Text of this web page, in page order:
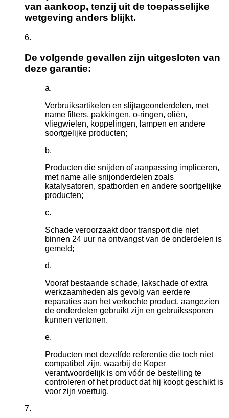
van aankoop, tenzij uit de toepasselijke
wetgeving anders blijkt.
De volgende gevallen zijn uitgesloten van
deze garantie:
Verbruiksartikelen en slijtageonderdelen, met
name filters, pakkingen, o-ringen, oliën,
vliegwielen, koppelingen, lampen en andere
soortgelijke producten;
Producten die snijden of aanpassing impliceren,
met name alle snijonderdelen zoals
katalysatoren, spatborden en andere soortgelijke
producten;
Schade veroorzaakt door transport die niet
binnen 24 uur na ontvangst van de onderdelen is
gemeld;
Vooraf bestaande schade, lakschade of extra
werkzaamheden als gevolg van eerdere
reparaties aan het verkochte product, aangezien
de onderdelen gebruikt zijn en gebruikssporen
kunnen vertonen.
Producten met dezelfde referentie die toch niet
compatibel zijn, waarbij de Koper
verantwoordelijk is om vóór de bestelling te
controleren of het product dat hij koopt geschikt is
voor zijn voertuig.